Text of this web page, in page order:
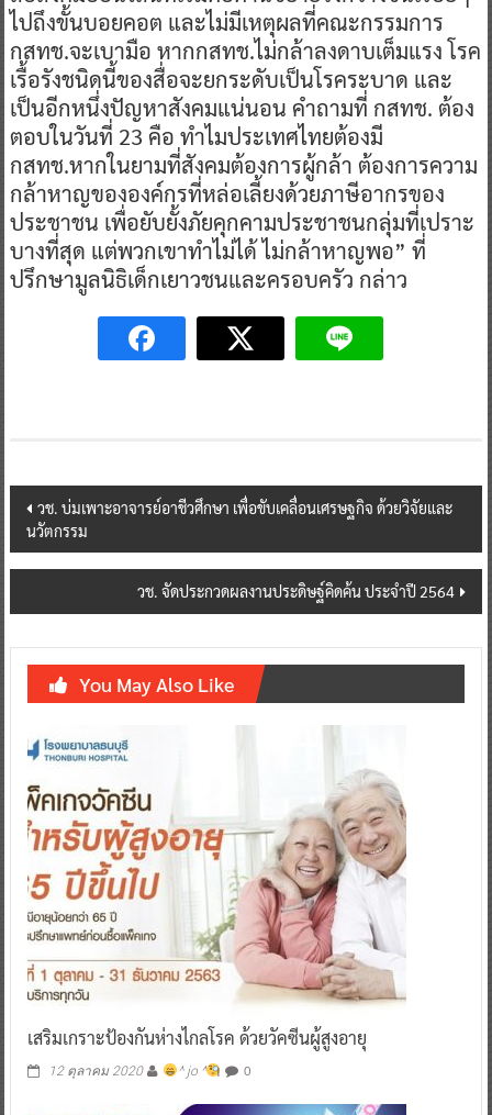
ไปถึงขั้นบอยคอต และไม่มีเหตุผลที่คณะกรรมการ
กสทช.จะเบามือ หากกสทช.ไม่กล้าลงดาบเต็มแรง โรค
เรื้อรังชนิดนี้ของสื่อจะยกระดับเป็นโรคระบาด และ
เป็นอีกหนึ่งปัญหาสังคมแน่นอน คำถามที่ กสทช. ต้อง
ตอบในวันที่ 23 คือ ทำไมประเทศไทยต้องมี
กสทช.หากในยามที่สังคมต้องการผู้กล้า ต้องการความ
กล้าหาญขององค์กรที่หล่อเลี้ยงด้วยภาษีอากรของ
ประชาชน เพื่อยับยั้งภัยคุกคามประชาชนกลุ่มที่เปราะ
บางที่สุด แต่พวกเขาทำไม่ได้ ไม่กล้าหาญพอ” ที่
ปรึกษามูลนิธิเด็กเยาวชนและครอบครัว กล่าว
Post
navigation
วช. บ่มเพาะอาจารย์อาชีวศึกษา เพื่อขับเคลื่อนเศรษฐกิจ ด้วยวิจัยและ
นวัตกรรม
วช. จัดประกวดผลงานประดิษฐ์คิดค้น ประจำปี 2564
You May Also Like
เสริมเกราะป้องกันห่างไกลโรค ด้วยวัคซีนผู้สูงอายุ
12 ตุลาคม 2020 ^ jo ^ 0